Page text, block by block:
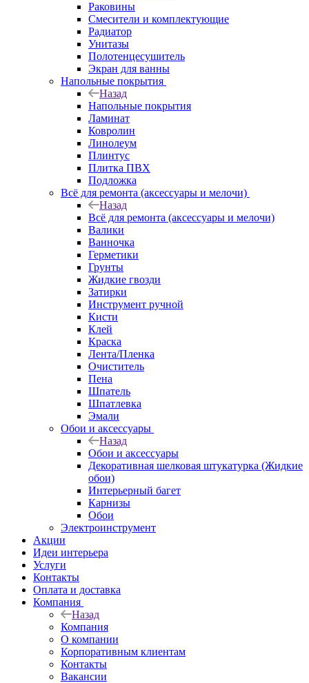
Раковины
Смесители и комплектующие
Радиатор
Унитазы
Полотенцесушитель
Экран для ванны
Напольные покрытия
Назад
Напольные покрытия
Ламинат
Ковролин
Линолеум
Плинтус
Плитка ПВХ
Подложка
Всё для ремонта (аксессуары и мелочи)
Назад
Всё для ремонта (аксессуары и мелочи)
Валики
Ванночка
Герметики
Грунты
Жидкие гвозди
Затирки
Инструмент ручной
Кисти
Клей
Краска
Лента/Пленка
Очиститель
Пена
Шпатель
Шпатлевка
Эмали
Обои и аксессуары
Назад
Обои и аксессуары
Декоративная шелковая штукатурка (Жидкие
обои)
Интерьерный багет
Карнизы
Обои
Электроинструмент
Акции
Идеи интерьера
Услуги
Контакты
Оплата и доставка
Компания
Назад
Компания
О компании
Корпоративным клиентам
Контакты
Вакансии